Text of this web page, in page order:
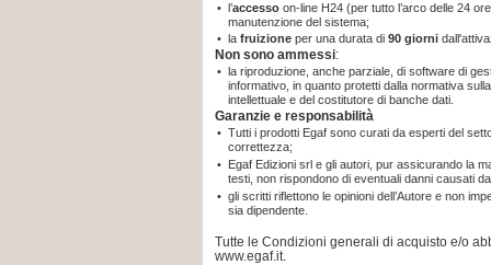
• l’accesso on-line H24 (per tutto l’arco delle 24
manutenzione del sistema;
• la fruizione per una durata di 90 giorni
Non sono ammessi:
• la riproduzione, anche parziale, di software di
informativo, in quanto protetti dalla normativa
intellettuale e del costitutore di banche dati.
Garanzie e responsabilità
• Tutti i prodotti Egaf sono curati da esperti del
correttezza;
• Egaf Edizioni srl e gli autori, pur assicurando la
testi, non rispondono di eventuali danni causati
• gli scritti riflettono le opinioni dell’Autore e non
sia dipendente.
Tutte le Condizioni generali di acquisto e/o
www.egaf.it.